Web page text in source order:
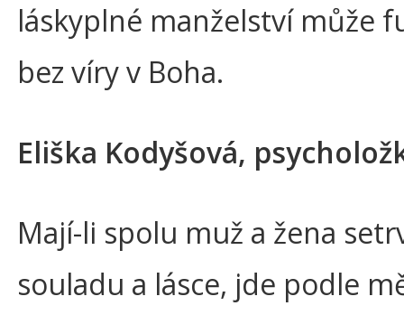
láskyplné manželství může
bez víry v Boha.
Eliška Kodyšová,
Mají-li spolu muž a žena
souladu a lásce, jde podle